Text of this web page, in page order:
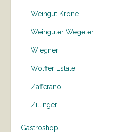
Weingut Krone
Weingüter Wegeler
Wiegner
Wölffer Estate
Zafferano
Zillinger
Gastroshop